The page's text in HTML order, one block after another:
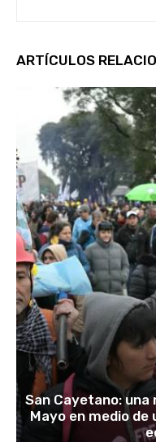
ARTÍCULOS
San Cayetano:
Mayo en medio